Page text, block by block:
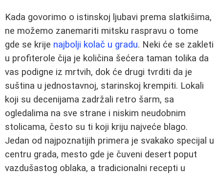
Kada govorimo o istinskoj ljubavi prema slatkišima,
ne možemo zanemariti mitsku raspravu o tome
gde se krije najbolji kolač u gradu. Neki će se zakleti
u profiterole čija je količina šećera taman tolika da
vas podigne iz mrtvih, dok će drugi tvrditi da je
suština u jednostavnoj, starinskoj krempiti. Lokali
koji su decenijama zadržali retro šarm, sa
ogledalima na sve strane i niskim neudobnim
stolicama, često su ti koji kriju najveće blago.
Jedan od najpoznatijih primera je svakako specijal u
centru grada, mesto gde je čuveni desert poput
vazdušastog oblaka, a tradicionalni recepti u